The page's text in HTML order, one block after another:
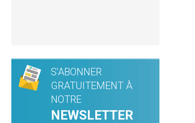
S'ABONNER
GRATUITEMENT À
NOTRE
NEWSLETTER